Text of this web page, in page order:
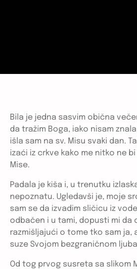
Bila je jedna sasvim obična
da tražim Boga, iako nisam
išla sam na sv. Misu svaki dan.
izaći iz crkve kako me nitko ne
Mise.
Padala je kiša i, u trenutku
nepoznatu. Ugledavši je, moje
sam se da izvadim sličicu iz
odbačen i u tami, dopusti mi da
razmišljajući o tome tko sam ja,
suze Svojom bezgraničnom
Od tog prvog susreta sa slikom